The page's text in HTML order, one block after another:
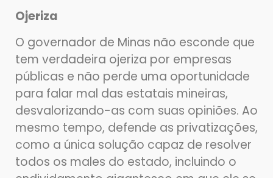
Ojeriza
O governador de Minas não esconde que
tem verdadeira ojeriza por empresas
públicas e não perde uma oportunidade
para falar mal das estatais mineiras,
desvalorizando-as com suas opiniões. Ao
mesmo tempo, defende as privatizações,
como a única solução capaz de resolver
todos os males do estado, incluindo o